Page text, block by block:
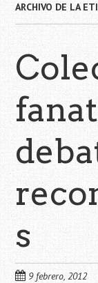
ARCHIVO DE LA
s
9 febrero, 2012